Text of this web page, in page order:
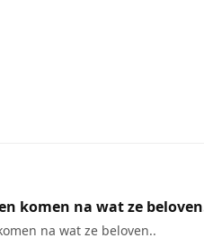
komen na wat ze
na wat ze beloven..